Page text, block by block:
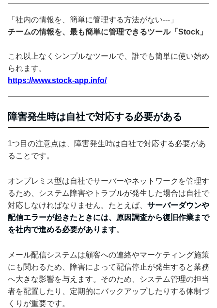
「社内の情報を、簡単に管理する方法がない---」
チームの情報を、最も簡単に管理できるツール「Stock」
これ以上なくシンプルなツールで、誰でも簡単に使い始め
られます。
https://www.stock-app.info/
障害発生時は自社で対応する必要がある
1つ目の注意点は、障害発生時は自社で対応する必要があ
ることです。
オンプレミス型は自社でサーバーやネットワークを管理す
るため、システム障害やトラブルが発生した場合は自社で
対応しなければなりません。たとえば、 サーバーダウンや
配信エラーが起きたときには、原因調査から復旧作業まで
を社内で進める必要があります。
メール配信システムは顧客への連絡やマーケティング施策
にも関わるため、障害によって配信停止が発生すると業務
へ大きな影響を与えます。そのため、システム管理の担当
者を配置したり、定期的にバックアップしたりする体制づ
くりが重要です。